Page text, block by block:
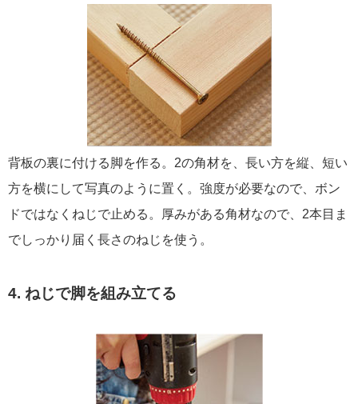
背板の裏に付ける脚を作る。2の角材を、長い方を縦、短い
方を横にして写真のように置く。強度が必要なので、ボン
ドではなくねじで止める。厚みがある角材なので、2本目ま
でしっかり届く長さのねじを使う。
4. ねじで脚を組み立てる